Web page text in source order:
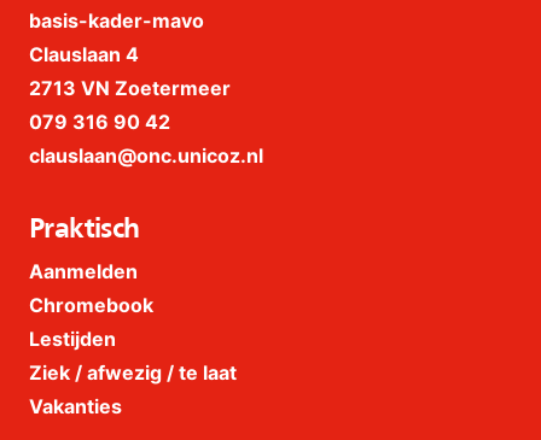
basis-kader-mavo
Clauslaan 4
2713 VN Zoetermeer
079 316 90 42
clauslaan@onc.unicoz.nl
Praktisch
Aanmelden
Chromebook
Lestijden
Ziek / afwezig / te laat
Vakanties